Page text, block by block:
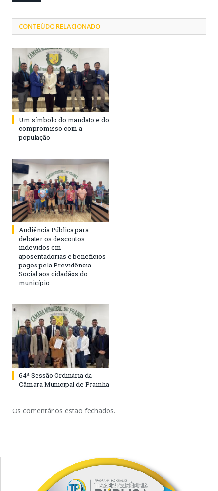
CONTEÚDO RELACIONADO
Um símbolo do mandato e do
compromisso com a
população
Audiência Pública para
debater os descontos
indevidos em
aposentadorias e benefícios
pagos pela Previdência
Social aos cidadãos do
município.
64ª Sessão Ordinária da
Câmara Municipal de Prainha
Os comentários estão fechados.